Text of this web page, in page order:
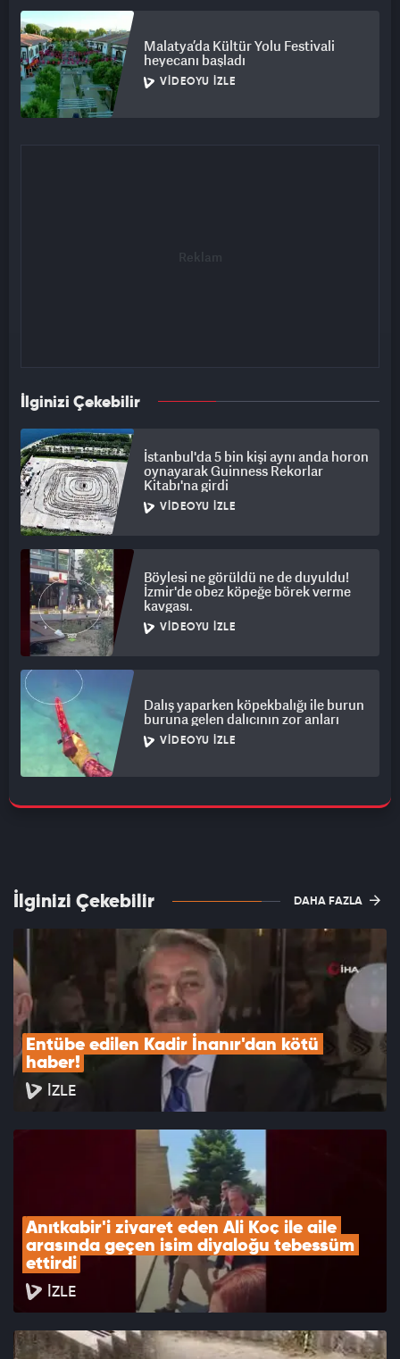
Malatya’da Kültür Yolu Festivali
heyecanı başladı
VIDEOYU İZLE
İlginizi Çekebilir
İstanbul'da 5 bin kişi aynı anda horon
oynayarak Guinness Rekorlar
Kitabı'na girdi
VIDEOYU İZLE
Böylesi ne görüldü ne de duyuldu!
İzmir'de obez köpeğe börek verme
kavgası.
VIDEOYU İZLE
Dalış yaparken köpekbalığı ile burun
buruna gelen dalıcının zor anları
VIDEOYU İZLE
İlginizi Çekebilir DAHA FAZLA
Entübe edilen Kadir İnanır'dan kötü
haber!
İZLE
Anıtkabir'i ziyaret eden Ali Koç ile aile
arasında geçen isim diyaloğu tebessüm
ettirdi
İZLE